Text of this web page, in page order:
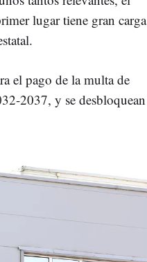
lugar tiene gran carga
el pago de la multa de
2037, y se desbloquean